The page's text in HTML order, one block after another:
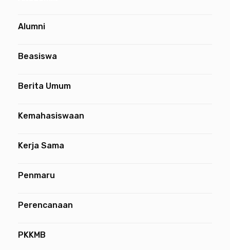
Alumni
Beasiswa
Berita Umum
Kemahasiswaan
Kerja Sama
Penmaru
Perencanaan
PKKMB